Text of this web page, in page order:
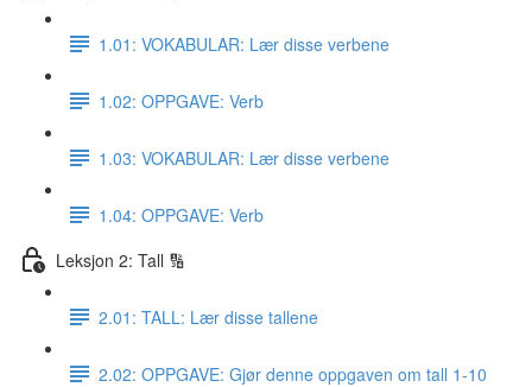
1.01: VOKABULAR: Lær disse verbene
1.02: OPPGAVE: Verb
1.03: VOKABULAR: Lær disse verbene
1.04: OPPGAVE: Verb
Leksjon 2: Tall 🔢
2.01: TALL: Lær disse tallene
2.02: OPPGAVE: Gjør denne oppgaven om tall 1-10